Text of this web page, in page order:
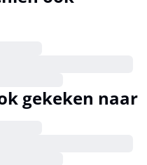
gekeken naar